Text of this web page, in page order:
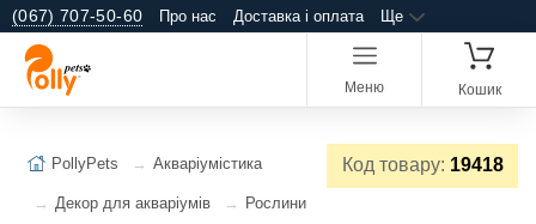
(067) 707-50-60 Про нас Доставка і оплата Ще
Меню Кошик
Код товару: 19418
PollyPets Акваріумістика
Декор для акваріумів Рослини